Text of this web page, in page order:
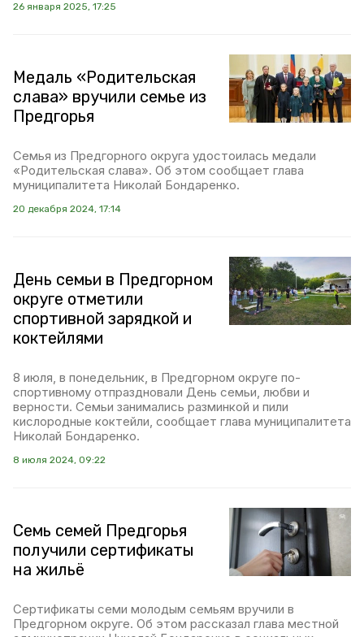
26 января 2025, 17:25
Медаль «Родительская
слава» вручили семье из
Предгорья
Семья из Предгорного округа удостоилась медали
«Родительская слава». Об этом сообщает глава
муниципалитета Николай Бондаренко.
20 декабря 2024, 17:14
День семьи в Предгорном
округе отметили
спортивной зарядкой и
коктейлями
8 июля, в понедельник, в Предгорном округе по-
спортивному отпраздновали День семьи, любви и
верности. Семьи занимались разминкой и пили
кислородные коктейли, сообщает глава муниципалитета
Николай Бондаренко.
8 июля 2024, 09:22
Семь семей Предгорья
получили сертификаты
на жильё
Сертификаты семи молодым семьям вручили в
Предгорном округе. Об этом рассказал глава местной